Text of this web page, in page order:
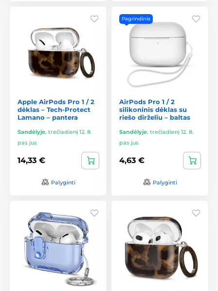
Apple AirPods Pro 1 / 2
dėklas – Tech-Protect
Lamano – pantera
Sandėlyje, trečiadienį 12. 8.
pas jus
14,33 €
Palyginti
Pagrindinis
AirPods Pro 1 / 2
silikoninis dėklas su
riešo dirželiu – baltas
Sandėlyje, trečiadienį 12. 8.
pas jus
4,63 €
Palyginti